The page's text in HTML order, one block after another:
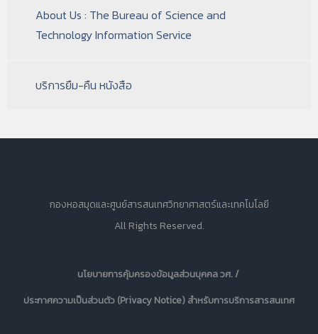
About Us : The Bureau of Science and
Technology Information Service
บริการยืม-คืน หนังสือ
กองหอสมุดและศูนย์สารสนเทศวิทยาศาสตร์และเทคโนโลยี
All Rights Reserved.
นโยบายการคุ้มครองข้อมูลส่วนบุคคล วศ. /
ประกาศความเป็นส่วนตัว (Privacy Notice) สำหรับการบริการสารสนเทศ